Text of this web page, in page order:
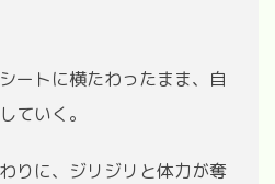
ートに横たわったまま、自
ていく。
りに、ジリジリと体力が奪